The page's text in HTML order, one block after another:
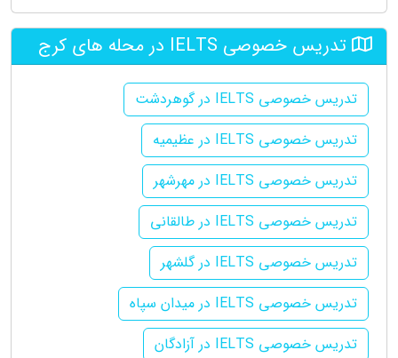
تدریس خصوصی IELTS در محله های کرج
تدریس خصوصی IELTS در گوهردشت
تدریس خصوصی IELTS در عظیمیه
تدریس خصوصی IELTS در مهرشهر
تدریس خصوصی IELTS در طالقانی
تدریس خصوصی IELTS در گلشهر
تدریس خصوصی IELTS در میدان سپاه
تدریس خصوصی IELTS در آزادگان